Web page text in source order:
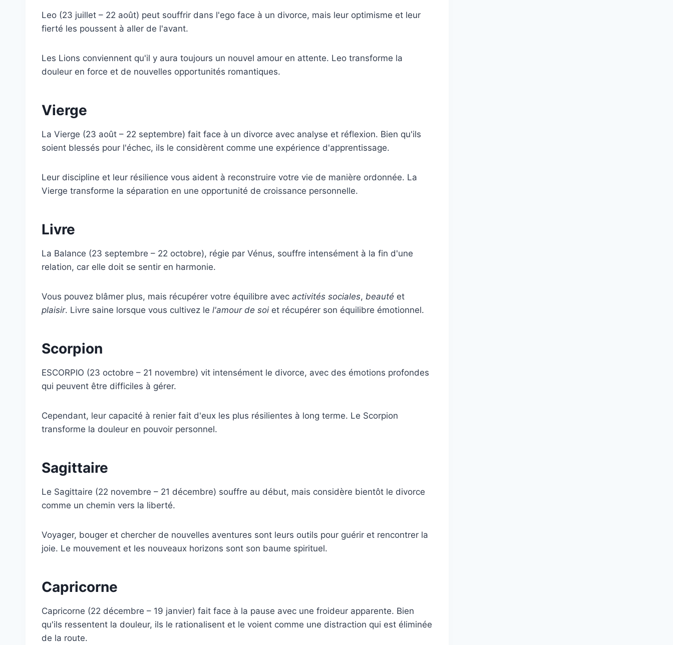
Leo (23 juillet – 22 août) peut souffrir dans l'ego face à un divorce, mais leur optimisme et leur
fierté les poussent à aller de l'avant.
Les Lions conviennent qu'il y aura toujours un nouvel amour en attente. Leo transforme la
douleur en force et de nouvelles opportunités romantiques.
Vierge
La Vierge (23 août – 22 septembre) fait face à un divorce avec analyse et réflexion. Bien qu'ils
soient blessés pour l'échec, ils le considèrent comme une expérience d'apprentissage.
Leur discipline et leur résilience vous aident à reconstruire votre vie de manière ordonnée. La
Vierge transforme la séparation en une opportunité de croissance personnelle.
Livre
La Balance (23 septembre – 22 octobre), régie par Vénus, souffre intensément à la fin d'une
relation, car elle doit se sentir en harmonie.
Vous pouvez blâmer plus, mais récupérer votre équilibre avec activités sociales, beauté et
plaisir. Livre saine lorsque vous cultivez le l'amour de soi et récupérer son équilibre émotionnel.
Scorpion
ESCORPIO (23 octobre – 21 novembre) vit intensément le divorce, avec des émotions profondes
qui peuvent être difficiles à gérer.
Cependant, leur capacité à renier fait d'eux les plus résilientes à long terme. Le Scorpion
transforme la douleur en pouvoir personnel.
Sagittaire
Le Sagittaire (22 novembre – 21 décembre) souffre au début, mais considère bientôt le divorce
comme un chemin vers la liberté.
Voyager, bouger et chercher de nouvelles aventures sont leurs outils pour guérir et rencontrer la
joie. Le mouvement et les nouveaux horizons sont son baume spirituel.
Capricorne
Capricorne (22 décembre – 19 janvier) fait face à la pause avec une froideur apparente. Bien
qu'ils ressentent la douleur, ils le rationalisent et le voient comme une distraction qui est éliminée
de la route.